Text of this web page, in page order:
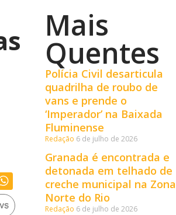
Mais
Quentes
Polícia Civil desarticula
quadrilha de roubo de
vans e prende o
‘Imperador’ na Baixada
Fluminense
Redação 6 de julho de 2026
Granada é encontrada e
detonada em telhado de
creche municipal na Zona
Norte do Rio
Redação 6 de julho de 2026